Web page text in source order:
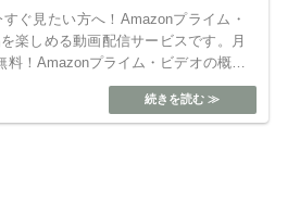
ぐ見たい方へ！Amazonプライム・
楽しめる動画配信サービスです。月
！Amazonプライム・ビデオの概要